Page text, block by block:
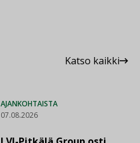
Katso kaikki
AJANKOHTAISTA
07.08.2026